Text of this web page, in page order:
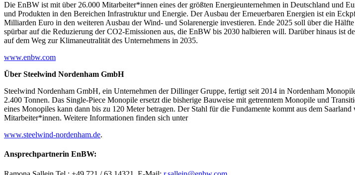
Die EnBW ist mit über 26.000 Mitarbeiter*innen eines der größten Energieunternehmen in Deutschland und
und Produkten in den Bereichen Infrastruktur und Energie. Der Ausbau der Erneuerbaren Energien ist ein
Milliarden Euro in den weiteren Ausbau der Wind- und Solarenergie investieren. Ende 2025 soll über die
spürbar auf die Reduzierung der CO2-Emissionen aus, die EnBW bis 2030 halbieren will. Darüber hinaus ist
auf dem Weg zur Klimaneutralität des Unternehmens in 2035.
www.enbw.com
Über Steelwind Nordenham GmbH
Steelwind Nordenham GmbH, ein Unternehmen der Dillinger Gruppe, fertigt seit 2014 in Nordenham
2.400 Tonnen. Das Single-Piece Monopile ersetzt die bisherige Bauweise mit getrenntem Monopile und
eines Monopiles kann dann bis zu 120 Meter betragen. Der Stahl für die Fundamente kommt aus dem
Mitarbeiter*innen. Weitere Informationen finden sich unter
www.steelwind-nordenham.de.
Ansprechpartnerin EnBW: